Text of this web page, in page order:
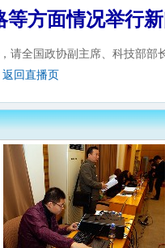
等方面情况举行
全国政协副主席、科技部部
返回直播页